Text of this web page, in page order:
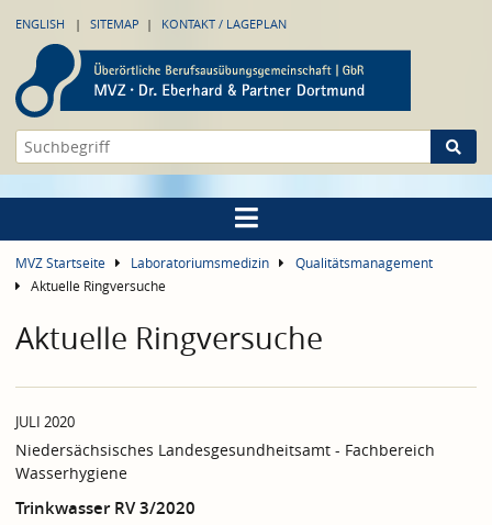
ENGLISH SITEMAP KONTAKT / LAGEPLAN
MVZ Startseite Laboratoriumsmedizin
Qualitätsmanagement
Aktuelle Ringversuche
Aktuelle Ringversuche
JULI 2020
Niedersächsisches Landesgesundheitsamt - Fachbereich
Wasserhygiene
Trinkwasser RV 3/2020